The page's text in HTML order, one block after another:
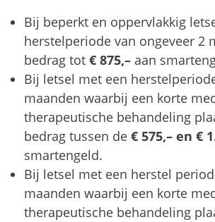
Bij beperkt en oppervlakkig
herstelperiode van ongeveer 2
bedrag tot € 875,–aan
Bij letsel met een
maanden waarbij een korte
therapeutische behandeling
bedrag tussen de € 575,– en €
smartengeld.
Bij letsel met een herstel
maanden waarbij een korte
therapeutische behandeling